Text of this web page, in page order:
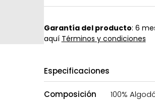
Garantía del producto: 6
aquí Términos y condiciones
Especificaciones
Composición
100%